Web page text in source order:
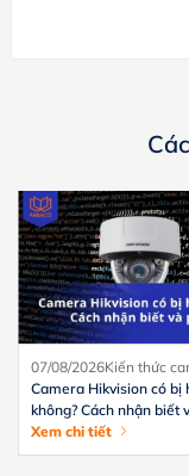
07/08/2026Kiến thức
Camera Hikvision có bị
không? Cách nhận biết
tránh hiệu quả
Xem chi tiết